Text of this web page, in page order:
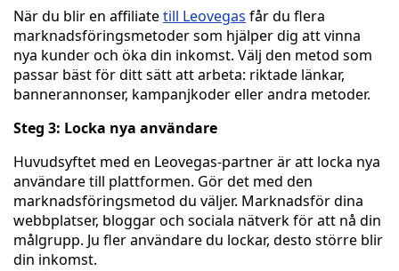
När du blir en affiliatetill Leovegas får du flera
marknadsföringsmetoder som hjälper dig att vinna
nya kunder och öka din inkomst. Välj den metod som
passar bäst för ditt sätt att arbeta: riktade länkar,
bannerannonser, kampanjkoder eller andra metoder.
Steg 3: Locka nya användare
Huvudsyftet med en Leovegas-partner är att locka nya
användare till plattformen. Gör det med den
marknadsföringsmetod du väljer. Marknadsför dina
webbplatser, bloggar och sociala nätverk för att nå din
målgrupp. Ju fler användare du lockar, desto större blir
din inkomst.